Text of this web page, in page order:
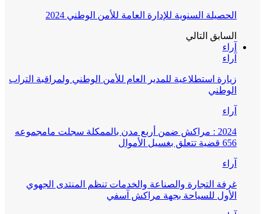
الحصيلة السنوية للإدارة العامة للأمن الوطني 2024
السابق التالي
آراء
آراء
زيارة استطلاعية للمدير العام للأمن الوطني ولمراقبة التراب
الوطني
آراء
2024 : مراكش ضمن أربع مدن بالممكلة سجلت مامجموعه
656 قضية تتعلق بغسيل الأموال
آراء
غرفة التجارة والصناعة والخدمات تنظم المنتدى الجهوي
الأول للسياحة بجهة مراكش آسفي